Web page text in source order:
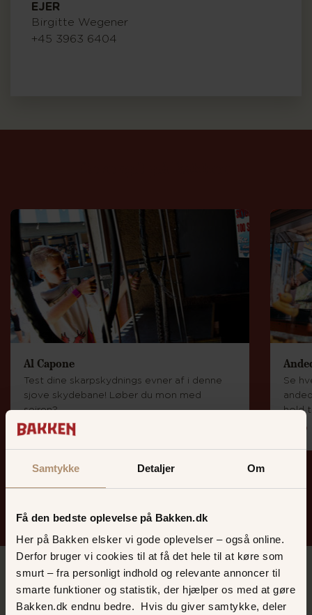
Samtykke Detaljer Om
Få den bedste oplevelse på Bakken.dk
Her på Bakken elsker vi gode oplevelser – også online.
Derfor bruger vi cookies til at få det hele til at køre som
smurt – fra personligt indhold og relevante annoncer til
smarte funktioner og statistik, der hjælper os med at gøre
Bakken.dk endnu bedre. Hvis du giver samtykke, deler
EJER
Birgitte Wegener
+45 3963 6404
Al Capone
Test dine skarpskydnings evner af i denne
sjove skydebane! Løber du mon med
sejren?
PLETSKUD
Se
hold
RAP